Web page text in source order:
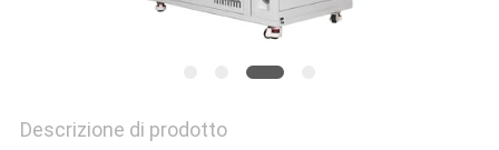
Descrizione di prodotto